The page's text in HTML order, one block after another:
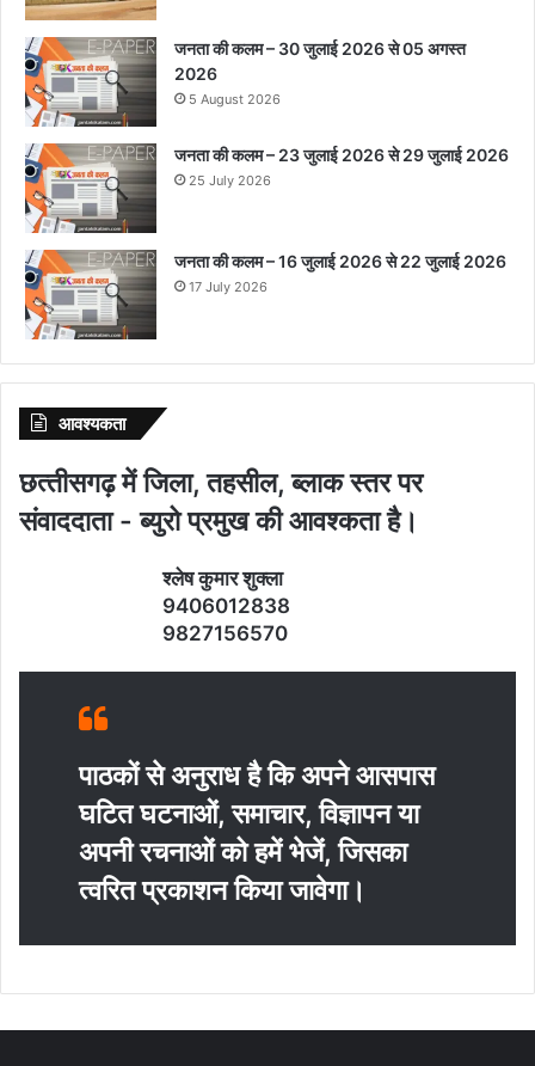
जनता की कलम – 30 जुलाई 2026 से 05 अगस्त
2026
5 August 2026
जनता की कलम – 23 जुलाई 2026 से 29 जुलाई 2026
25 July 2026
जनता की कलम – 16 जुलाई 2026 से 22 जुलाई 2026
17 July 2026
आवश्‍यकता
छत्‍तीसगढ़ में जिला, तहसील, ब्‍लाक स्‍तर पर
संवाददाता - ब्‍युरो प्रमुख की आवश्‍कता है।
श्‍लेष कुमार शुक्‍ला
9406012838
9827156570
पाठकों से अनुराध है कि अपने आसपास
घटित घटनाओं, समाचार, विज्ञापन या
अपनी रचनाओं को हमें भेजें, जिसका
त्‍वरित प्रकाशन किया जावेगा।